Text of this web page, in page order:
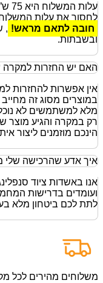
לחסוך את עלות
חובה לתאם מראש! ,
ובשבתות.
האם יש החזרות למקרה
אין אפשרות להחזרות
במוצרים מסוג זה
מלא למשתמשים לא
רק במקרה והגיע מוצר
הינכם מוזמנים ליצור
איך אדע שהרכישה שלי
אנו באשדות ציוד
ועומדים בדרישות
לתת לכם ביטחון מלא
משלוחים מהירים לכל